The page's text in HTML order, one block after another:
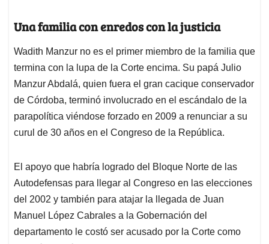
Una familia con enredos con la justicia
Wadith Manzur no es el primer miembro de la familia que
termina con la lupa de la Corte encima. Su papá Julio
Manzur Abdalá, quien fuera el gran cacique conservador
de Córdoba, terminó involucrado en el escándalo de la
parapolítica viéndose forzado en 2009 a renunciar a su
curul de 30 años en el Congreso de la República.
El apoyo que habría logrado del Bloque Norte de las
Autodefensas para llegar al Congreso en las elecciones
del 2002 y también para atajar la llegada de Juan
Manuel López Cabrales a la Gobernación del
departamento le costó ser acusado por la Corte como